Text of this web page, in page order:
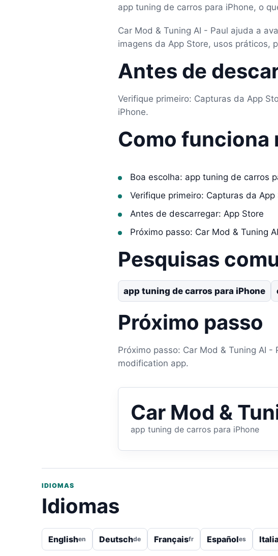
app tuning de carros para iPhone, o
Car Mod & Tuning AI - Paul ajuda a
imagens da App Store, usos práticos,
Antes de
Verifique primeiro: Capturas da App
iPhone.
Como funciona
Boa escolha: app tuning de carros
Verifique primeiro: Capturas da App
Antes de descarregar: App Store
Próximo passo: Car Mod & Tuning
Pesquisas
app tuning de carros para iPhone
Próximo passo
Próximo passo: Car Mod & Tuning AI
modification app.
Car Mod &
app tuning de carros para iPhone
IDIOMAS
Idiomas
Englishen Deutschde Françaisfr Españoles